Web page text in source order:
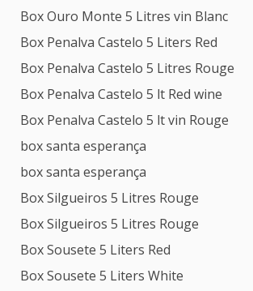
Box Ouro Monte 5 Litres vin Blanc
Box Penalva Castelo 5 Liters Red
Box Penalva Castelo 5 Litres Rouge
Box Penalva Castelo 5 lt Red wine
Box Penalva Castelo 5 lt vin Rouge
box santa esperança
box santa esperança
Box Silgueiros 5 Litres Rouge
Box Silgueiros 5 Litres Rouge
Box Sousete 5 Liters Red
Box Sousete 5 Liters White